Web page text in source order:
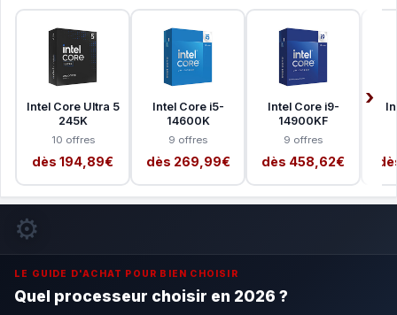
Intel Core Ultra 5
245K
10 offres
dès 194,89€
Intel Core i5-
14600K
9 offres
dès 269,99€
Intel Core i9-
14900KF
9 offres
dès 458,62€
⚙️
LE GUIDE D'ACHAT POUR BIEN CHOISIR
Quel processeur choisir en 2026 ?